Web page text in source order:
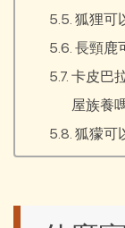
狐狸可
長頸鹿
卡皮巴
屋族養
狐獴可